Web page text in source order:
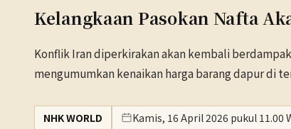
Kelangkaan Pasokan Nafta
Konflik Iran diperkirakan akan kembali
mengumumkan kenaikan harga barang dapur di
NHK WORLD Kamis, 16 April 2026 pukul 11.00